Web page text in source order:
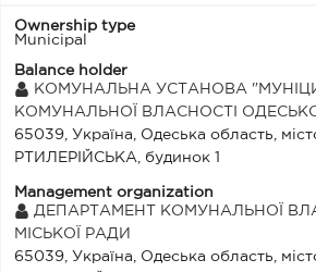
Ownership type
Municipal
Balance holder
КОМУНАЛЬНА УСТАНОВА
КОМУНАЛЬНОЇ ВЛАСНОСТІ
65039, Україна, Одеська область,
РТИЛЕРІЙСЬКА, будинок 1
Management organization
ДЕПАРТАМЕНТ КОМУНАЛЬНОЇ
МІСЬКОЇ РАДИ
65039, Україна, Одеська область,